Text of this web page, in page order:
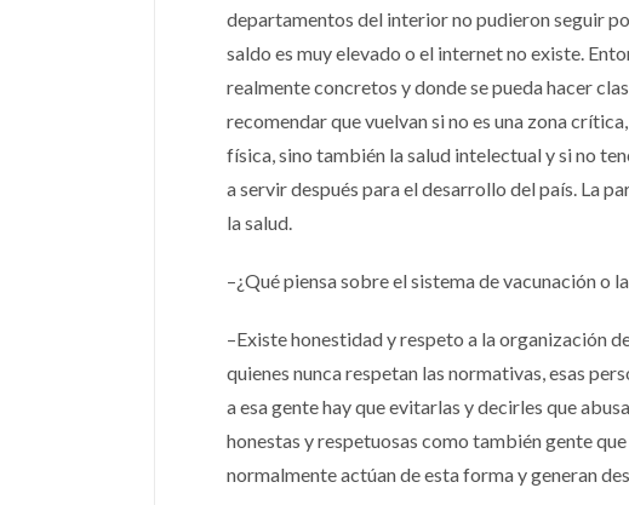
departamentos del interior no pudieron seguir
saldo es muy elevado o el internet no existe.
realmente concretos y donde se pueda hacer
recomendar que vuelvan si no es una zona
física, sino también la salud intelectual y si no
a servir después para el desarrollo del país. La
la salud.
–¿Qué piensa sobre el sistema de vacunación o
–Existe honestidad y respeto a la organización
quienes nunca respetan las normativas, esas
a esa gente hay que evitarlas y decirles que
honestas y respetuosas como también gente
normalmente actúan de esta forma y generan